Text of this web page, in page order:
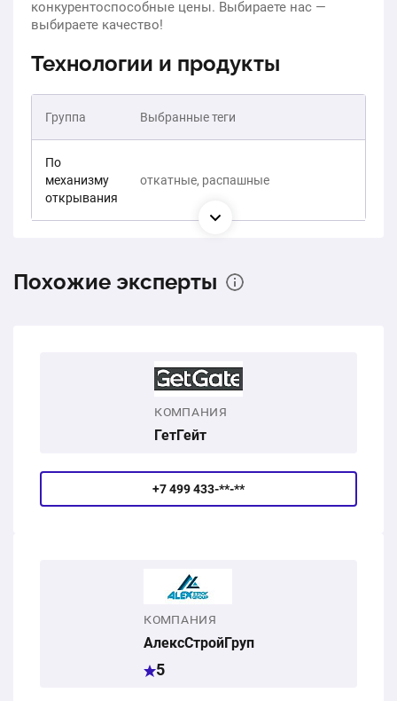
конкурентоспособные цены. Выбираете нас —
выбираете качество!
Технологии и продукты
Группа Выбранные теги
По
механизму
открывания
откатные, распашные
Похожие эксперты
КОМПАНИЯ
ГетГейт
+7 499 433-**-**
КОМПАНИЯ
АлексСтройГруп
5